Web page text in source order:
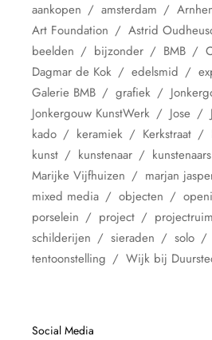
aankopen amsterdam
Art Foundation
Astrid
beelden
bijzonder BMB
Dagmar de Kok
edelsmid
Galerie BMB
grafiek
Jonkergouw KunstWerk
Jose
kado
keramiek Kerkstraat
kunst
kunstenaar kunstenaars
Marijke Vijfhuizen
marjan
mixed media
objecten
porselein
project
schilderijen
sieraden solo
tentoonstelling
Wijk bij
Social Media